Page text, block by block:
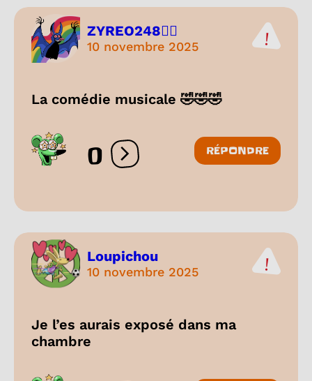
ZYREO248🏳️‍🌈
10 novembre 2025
La comédie musicale 🤣🤣🤣
0 Ouvrir les réactions
RÉPONDRE
Loupichou
10 novembre 2025
Je l’es aurais exposé dans ma
chambre